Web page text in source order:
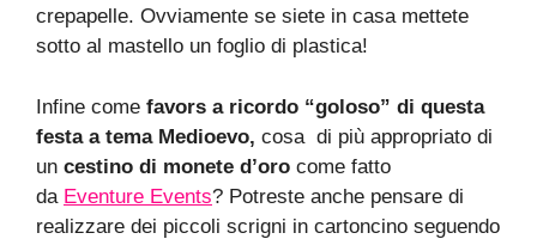
crepapelle. Ovviamente se siete in casa mettete
sotto al mastello un foglio di plastica!
Infine come favors a ricordo “goloso” di questa
festa a tema Medioevo, cosa di più appropriato di
un cestino di monete d’oro come fatto
da Eventure Events? Potreste anche pensare di
realizzare dei piccoli scrigni in cartoncino seguendo